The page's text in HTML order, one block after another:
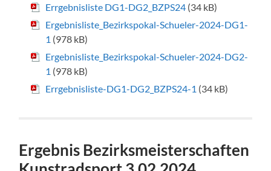
Errgebnisliste DG1-DG2_BZPS24 (34 kB)
Ergebnisliste_Bezirkspokal-Schueler-2024-DG1-
1 (978 kB)
Ergebnisliste_Bezirkspokal-Schueler-2024-DG2-
1 (978 kB)
Errgebnisliste-DG1-DG2_BZPS24-1 (34 kB)
Ergebnis Bezirksmeisterschaften